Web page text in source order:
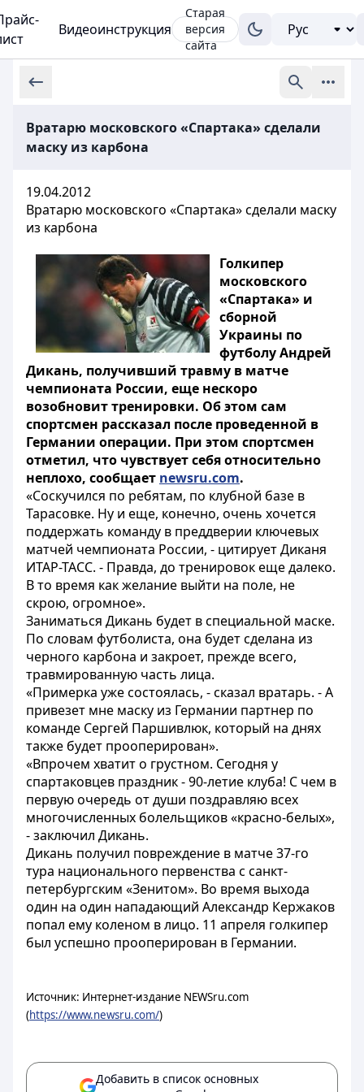
Видеоинструкция
Старая
версия
сайта
Вратарю московского «Спартака» сделали
маску из карбона
19.04.2012
Вратарю московского «Спартака» сделали маску
из карбона
Голкипер
московского
«Спартака» и
сборной
Украины по
футболу Андрей
Дикань, получивший травму в матче
чемпионата России, еще нескоро
возобновит тренировки. Об этом сам
спортсмен рассказал после проведенной в
Германии операции. При этом спортсмен
отметил, что чувствует себя относительно
неплохо, сообщает newsru.com.
«Соскучился по ребятам, по клубной базе в
Тарасовке. Ну и еще, конечно, очень хочется
поддержать команду в преддверии ключевых
матчей чемпионата России, - цитирует Диканя
ИТАР-ТАСС. - Правда, до тренировок еще далеко.
В то время как желание выйти на поле, не
скрою, огромное».
Заниматься Дикань будет в специальной маске.
По словам футболиста, она будет сделана из
черного карбона и закроет, прежде всего,
травмированную часть лица.
«Примерка уже состоялась, - сказал вратарь. - А
привезет мне маску из Германии партнер по
команде Сергей Паршивлюк, который на днях
также будет прооперирован».
«Впрочем хватит о грустном. Сегодня у
спартаковцев праздник - 90-летие клуба! С чем в
первую очередь от души поздравляю всех
многочисленных болельщиков «красно-белых»,
- заключил Дикань.
Дикань получил повреждение в матче 37-го
тура национального первенства с санкт-
петербургским «Зенитом». Во время выхода
один на один нападающий Александр Кержаков
попал ему коленом в лицо. 11 апреля голкипер
был успешно прооперирован в Германии.
Источник: Интернет-издание NEWSru.com
(https://www.newsru.com/)
Добавить в список основных